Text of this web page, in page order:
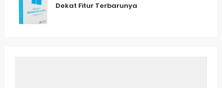
Dekat Fitur Terbarunya